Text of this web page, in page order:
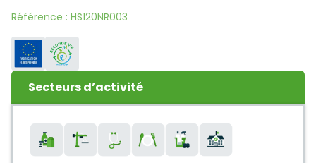
Référence : HS120NR003
Secteurs d’activité